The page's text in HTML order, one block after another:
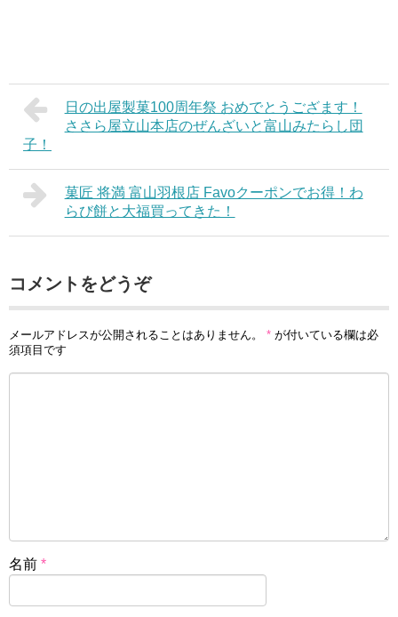
日の出屋製菓100周年祭 おめでとうござます！
ささら屋立山本店のぜんざいと富山みたらし団
子！
菓匠 将満 富山羽根店 Favoクーポンでお得！わ
らび餅と大福買ってきた！
コメントをどうぞ
メールアドレスが公開されることはありません。 * が付いている欄は必
須項目です
名前 *